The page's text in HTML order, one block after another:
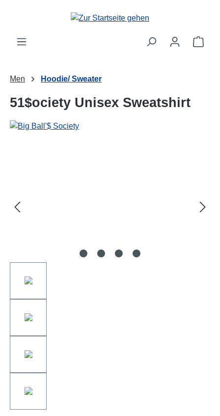
Men Hoodie/ Sweater
51$ociety Unisex Sweatshirt